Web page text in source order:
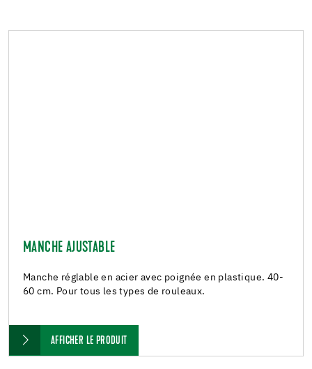
MANCHE AJUSTABLE
Manche réglable en acier avec poignée en plastique. 40-
60 cm. Pour tous les types de rouleaux.
AFFICHER LE PRODUIT